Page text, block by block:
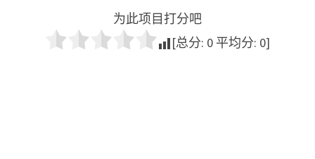
为此项目打分吧
[总分: 0 平均分: 0]